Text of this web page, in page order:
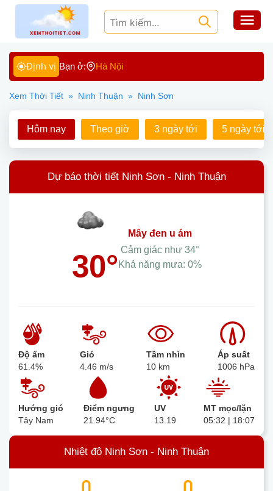
Định vị Bạn ở: Hà Nội
Xem Thời Tiết » Ninh Thuận » Ninh Sơn
Hôm nay Theo giờ 3 ngày tới 5 ngày tới
Dự báo thời tiết Ninh Sơn - Ninh Thuận
30°
mây đen u ám
Cảm giác như 34°
Khả năng mưa: 0%
Độ ẩm
61.4%
Gió
4.46 m/s
Tầm nhìn
10 km
Áp suất
1006 hPa
Hướng gió
Tây Nam
Điểm ngưng
21.94°C
UV
13.19
MT mọc/lặn
05:32 | 18:07
Nhiệt độ Ninh Sơn - Ninh Thuận